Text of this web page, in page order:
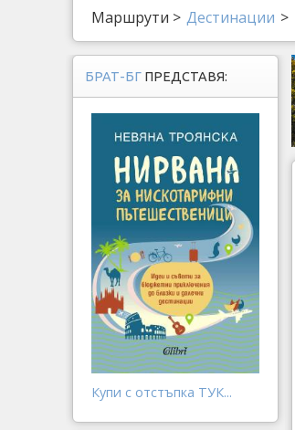
Маршрути > Дестинации >
БРАТ-БГ ПРЕДСТАВЯ:
Купи с отстъпка ТУК...